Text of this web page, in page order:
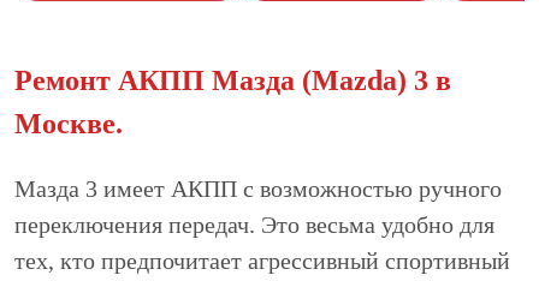
Ремонт АКПП Мазда (Mazda) 3 в
Москве.
Мазда 3 имеет АКПП с возможностью ручного
переключения передач. Это весьма удобно для
тех, кто предпочитает агрессивный спортивный